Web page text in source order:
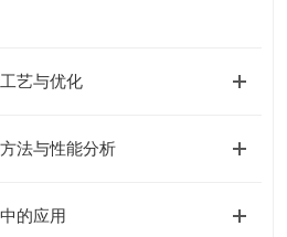
艺与优化
法与性能分析
的应用